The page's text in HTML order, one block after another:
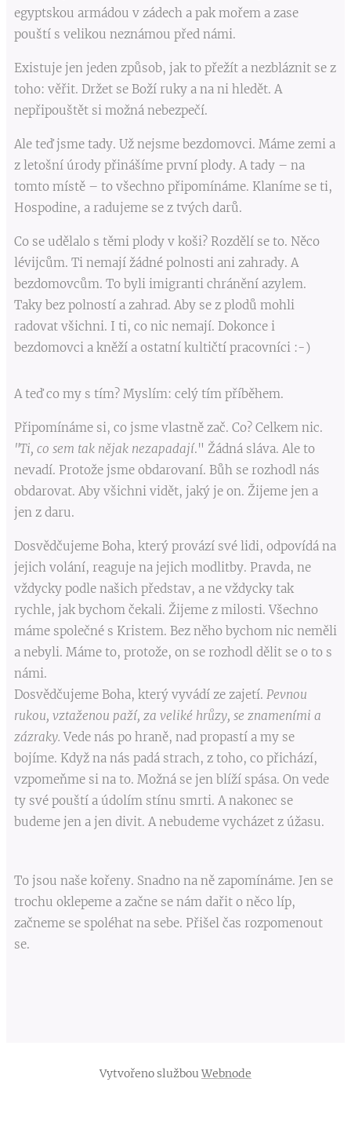
egyptskou armádou v zádech a pak mořem a zase
pouští s velikou neznámou před námi.
Existuje jen jeden způsob, jak to přežít a nezbláznit se z
toho: věřit. Držet se Boží ruky a na ni hledět. A
nepřipouštět si možná nebezpečí.
Ale teď jsme tady. Už nejsme bezdomovci. Máme zemi a
z letošní úrody přinášíme první plody. A tady – na
tomto místě – to všechno připomínáme. Klaníme se ti,
Hospodine, a radujeme se z tvých darů.
Co se udělalo s těmi plody v koši? Rozdělí se to. Něco
lévijcům. Ti nemají žádné polnosti ani zahrady. A
bezdomovcům. To byli imigranti chránění azylem.
Taky bez polností a zahrad. Aby se z plodů mohli
radovat všichni. I ti, co nic nemají. Dokonce i
bezdomovci a kněží a ostatní kultičtí pracovníci :-)
A teď co my s tím? Myslím: celý tím příběhem.
Připomínáme si, co jsme vlastně zač. Co? Celkem nic.
"Ti, co sem tak nějak nezapadají." Žádná sláva. Ale to
nevadí. Protože jsme obdarovaní. Bůh se rozhodl nás
obdarovat. Aby všichni vidět, jaký je on. Žijeme jen a
jen z daru.
Dosvědčujeme Boha, který provází své lidi, odpovídá na
jejich volání, reaguje na jejich modlitby. Pravda, ne
vždycky podle našich představ, a ne vždycky tak
rychle, jak bychom čekali. Žijeme z milosti. Všechno
máme společné s Kristem. Bez něho bychom nic neměli
a nebyli. Máme to, protože, on se rozhodl dělit se o to s
námi.
Dosvědčujeme Boha, který vyvádí ze zajetí. Pevnou
rukou, vztaženou paží, za veliké hrůzy, se znameními a
zázraky. Vede nás po hraně, nad propastí a my se
bojíme. Když na nás padá strach, z toho, co přichází,
vzpomeňme si na to. Možná se jen blíží spása. On vede
ty své pouští a údolím stínu smrti. A nakonec se
budeme jen a jen divit. A nebudeme vycházet z úžasu.
To jsou naše kořeny. Snadno na ně zapomínáme. Jen se
trochu oklepeme a začne se nám dařit o něco líp,
začneme se spoléhat na sebe. Přišel čas rozpomenout
se.
Vytvořeno službouWebnode